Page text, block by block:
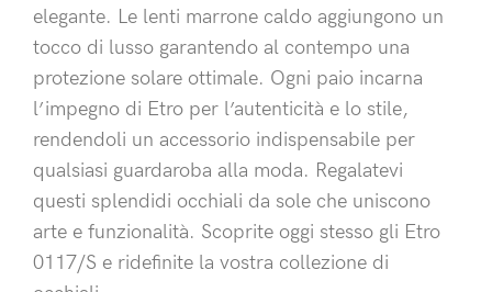
elegante. Le lenti marrone caldo aggiungono un
tocco di lusso garantendo al contempo una
protezione solare ottimale. Ogni paio incarna
l’impegno di Etro per l’autenticità e lo stile,
rendendoli un accessorio indispensabile per
qualsiasi guardaroba alla moda. Regalatevi
questi splendidi occhiali da sole che uniscono
arte e funzionalità. Scoprite oggi stesso gli Etro
0117/S e ridefinite la vostra collezione di